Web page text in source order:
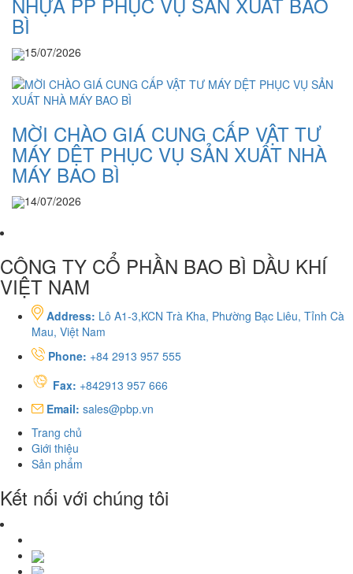
BÌ
15/07/2026
MỜI CHÀO GIÁ CUNG CẤP VẬT TƯ
MÁY DỆT PHỤC VỤ SẢN XUẤT NHÀ
MÁY BAO BÌ
14/07/2026
CÔNG TY CỔ PHẦN BAO BÌ DẦU KHÍ
VIỆT NAM
Address: Lô A1-3,KCN Trà Kha, Phường Bạc Liêu, Tỉnh Cà
Mau, Việt Nam
Phone: +84 2913 957 555
Fax: +842913 957 666
Email: sales@pbp.vn
Trang chủ
Giới thiệu
Sản phẩm
Kết nối với chúng tôi